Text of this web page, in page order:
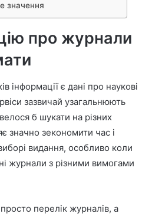
значення
про журнали
інформації є дані про наукові
зазвичай узагальнюють
б шукати на різних
значно зекономити час і
видання, особливо коли
журнали з різними вимогами
перелік журналів, а